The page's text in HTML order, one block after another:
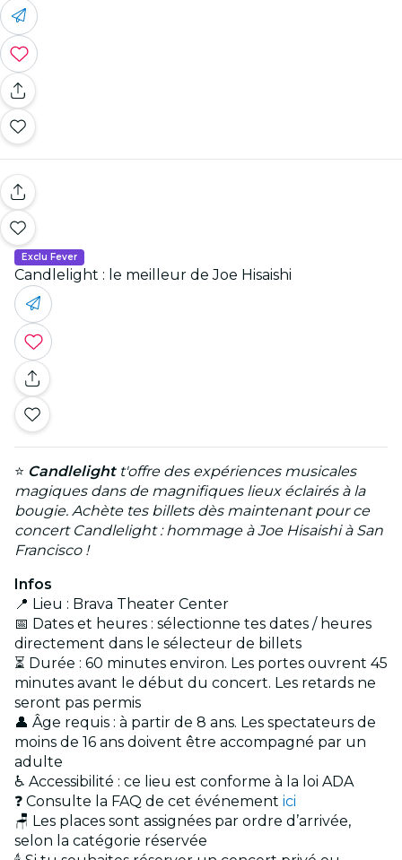
Exclu Fever
Candlelight : le meilleur de Joe Hisaishi
⭐ Candlelightt'offre des expériences musicales
magiques dans de magnifiques lieux éclairés à la
bougie. Achète tes billets dès maintenant pour ce
concert Candlelight : hommage à Joe Hisaishi à San
Francisco !
Infos
📍 Lieu : Brava Theater Center
📅 Dates et heures : sélectionne tes dates / heures
directement dans le sélecteur de billets
⏳ Durée : 60 minutes environ. Les portes ouvrent 45
minutes avant le début du concert. Les retards ne
seront pas permis
👤 Âge requis : à partir de 8 ans. Les spectateurs de
moins de 16 ans doivent être accompagné par un
adulte
♿ Accessibilité : ce lieu est conforme à la loi ADA
❓ Consulte la FAQ de cet événement ici
🪑 Les places sont assignées par ordre d’arrivée,
selon la catégorie réservée